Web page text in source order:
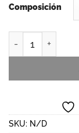
Composición
SKU: N/D